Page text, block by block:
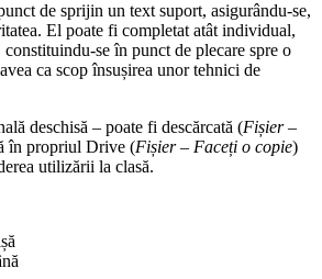
de sprijin un text suport, asigurându-se,
El poate fi completat atât individual,
se în punct de plecare spre o
ca scop însușirea unor tehnici de
deschisă – poate fi descărcată (Fișier –
în propriul Drive (Fișier – Faceți o copie)
utilizării la clasă.